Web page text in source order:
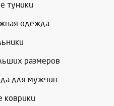
туники
одежда
размеров
для мужчин
коврики